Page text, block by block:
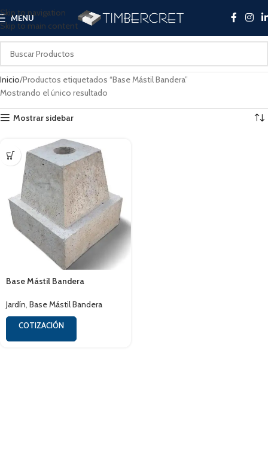
Skip to navigation
Skip to main content
MENU
Inicio Productos etiquetados “Base Mástil Bandera”
Mostrando el único resultado
Mostrar sidebar
Base Mástil Bandera
Jardín, Base Mástil Bandera
COTIZACIÓN